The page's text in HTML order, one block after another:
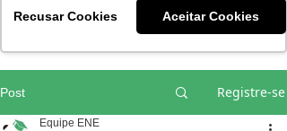
Recusar Cookies Aceitar Cookies
Vivências e Cursos Iniciáticos
Post Registre-se
Equipe ENE